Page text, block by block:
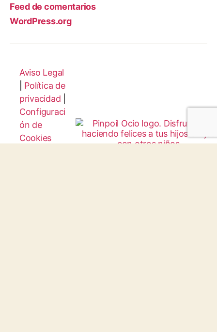
Feed de comentarios
WordPress.org
Aviso Legal
Política de
privacidad
Configuraci
ón de
Cookies